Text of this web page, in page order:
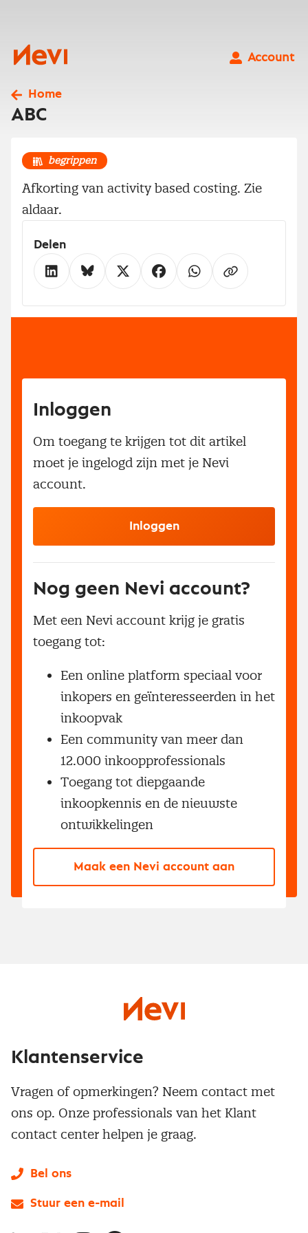
Nevi
Account
Home
ABC
begrippen
Afkorting van activity based costing. Zie
aldaar.
Delen
Inloggen
Om toegang te krijgen tot dit artikel
moet je ingelogd zijn met je Nevi
account.
Inloggen
Nog geen Nevi account?
Met een Nevi account krijg je gratis
toegang tot:
Een online platform speciaal voor
inkopers en geïnteresseerden in het
inkoopvak
Een community van meer dan
12.000 inkoopprofessionals
Toegang tot diepgaande
inkoopkennis en de nieuwste
ontwikkelingen
Maak een Nevi account aan
Klantenservice
Vragen of opmerkingen? Neem contact met
ons op. Onze professionals van het Klant
contact center helpen je graag.
Bel ons
Stuur een e-mail